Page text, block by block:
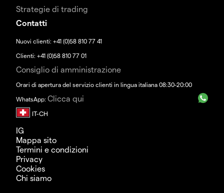
Strategie di trading
Contatti
Nuovi clienti: +41 (0)58 810 77 41
Clienti: +41 (0)58 810 77 01
Consiglio di amministrazione
Orari di apertura del servizio clienti in lingua italiana 08:30-20:00
WhatsApp: Clicca qui
IG
Mappa sito
Termini e condizioni
Privacy
Cookies
Chi siamo